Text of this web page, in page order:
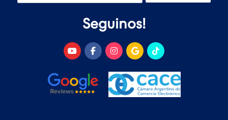
Seguinos!